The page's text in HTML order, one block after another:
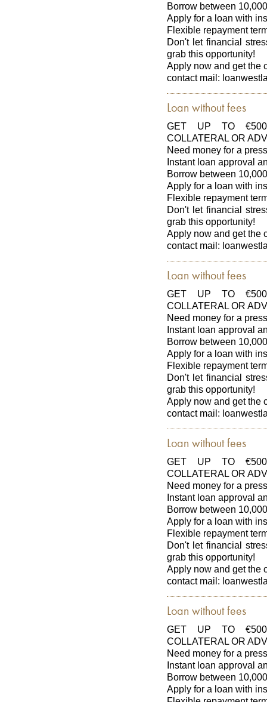
Borrow between
Apply for a loan with
Flexible repayment
Don't let financial
grab this opportunity!
Apply now and get the
contact mail:
Loan without fees
GET UP TO
COLLATERAL OR
Need money for a
Instant loan approval
Borrow between
Apply for a loan with
Flexible repayment
Don't let financial
grab this opportunity!
Apply now and get the
contact mail:
Loan without fees
GET UP TO
COLLATERAL OR
Need money for a
Instant loan approval
Borrow between
Apply for a loan with
Flexible repayment
Don't let financial
grab this opportunity!
Apply now and get the
contact mail:
Loan without fees
GET UP TO
COLLATERAL OR
Need money for a
Instant loan approval
Borrow between
Apply for a loan with
Flexible repayment
Don't let financial
grab this opportunity!
Apply now and get the
contact mail:
Loan without fees
GET UP TO
COLLATERAL OR
Need money for a
Instant loan approval
Borrow between
Apply for a loan with